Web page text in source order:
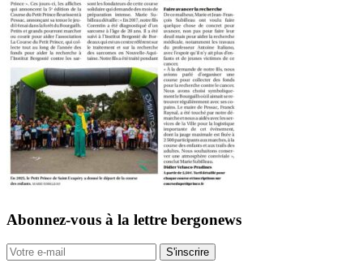
Abonnez-vous à la lettre bergonews
S'inscrire